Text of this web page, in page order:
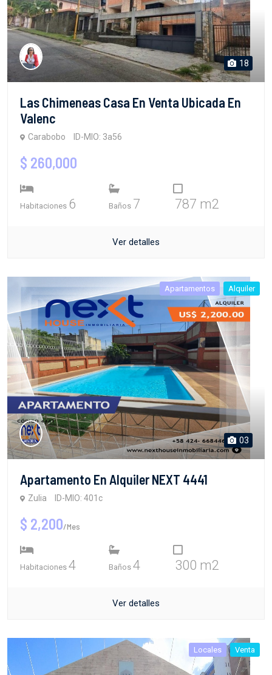
18
Las Chimeneas Casa En Venta Ubicada En
Valenc
Carabobo ID-MIO: 3a56
$ 260,000
Habitaciones 6 Baños 7 787 m2
Ver detalles
Apartamentos Alquiler
03
Apartamento En Alquiler NEXT 4441
Zulia ID-MIO: 401c
$ 2,200/Mes
Habitaciones 4 Baños 4 300 m2
Ver detalles
Locales Venta